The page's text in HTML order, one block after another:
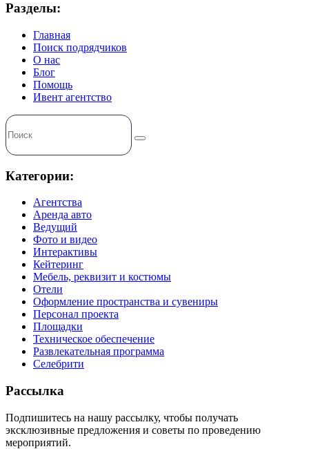
Разделы:
Главная
Поиск подрядчиков
О нас
Блог
Помощь
Ивент агентство
Категории:
Агентства
Аренда авто
Ведущий
Фото и видео
Интерактивы
Кейтеринг
Мебель, реквизит и костюмы
Отели
Оформление пространства и сувениры
Персонал проекта
Площадки
Техническое обеспечение
Развлекательная программа
Селебрити
Рассылка
Подпишитесь на нашу рассылку, чтобы получать
эксклюзивные предложения и советы по проведению
мероприятий.